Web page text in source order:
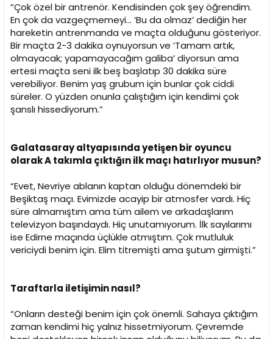
“Çok özel bir antrenör. Kendisinden çok şey öğrendim.
En çok da vazgeçmemeyi... ‘Bu da olmaz’ dediğin her
hareketin antrenmanda ve maçta olduğunu gösteriyor.
Bir maçta 2-3 dakika oynuyorsun ve ‘Tamam artık,
olmayacak; yapamayacağım galiba’ diyorsun ama
ertesi maçta seni ilk beş başlatıp 30 dakika süre
verebiliyor. Benim yaş grubum için bunlar çok ciddi
süreler. O yüzden onunla çalıştığım için kendimi çok
şanslı hissediyorum.”
Galatasaray altyapısında yetişen bir oyuncu
olarak A takımla çıktığın ilk maçı hatırlıyor musun?
“Evet, Nevriye ablanın kaptan olduğu dönemdeki bir
Beşiktaş maçı. Evimizde acayip bir atmosfer vardı. Hiç
süre almamıştım ama tüm ailem ve arkadaşlarım
televizyon başındaydı. Hiç unutamıyorum. İlk sayılarımı
ise Edirne maçında üçlükle atmıştım. Çok mutluluk
vericiydi benim için. Elim titremişti ama şutum girmişti.”
Taraftarla iletişimin nasıl?
“Onların desteği benim için çok önemli. Sahaya çıktığım
zaman kendimi hiç yalnız hissetmiyorum. Çevremde